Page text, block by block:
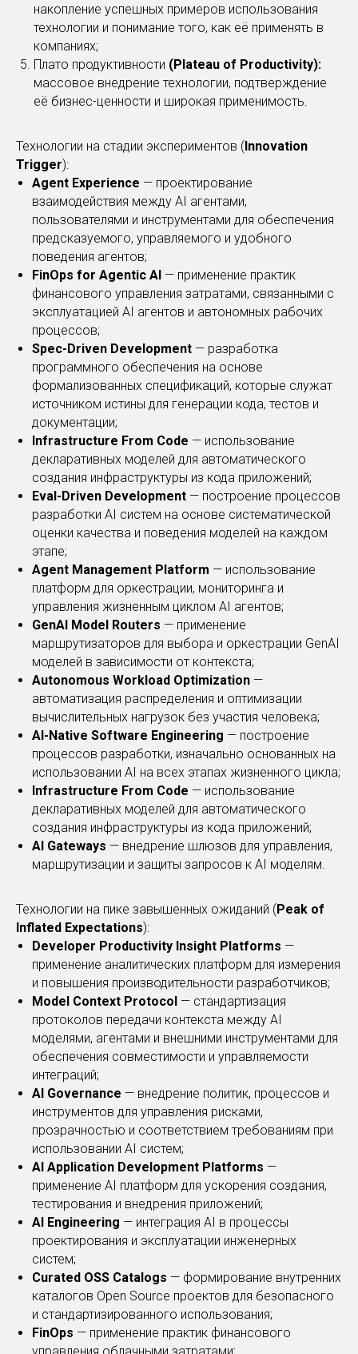
накопление успешных примеров использования
технологии и понимание того, как её применять в
компаниях;
Плато продуктивности (Plateau of Productivity):
массовое внедрение технологии, подтверждение
её бизнес-ценности и широкая применимость.
Технологии на стадии экспериментов (Innovation
Trigger):
Agent Experience — проектирование
взаимодействия между AI агентами,
пользователями и инструментами для обеспечения
предсказуемого, управляемого и удобного
поведения агентов;
FinOps for Agentic AI — применение практик
финансового управления затратами, связанными с
эксплуатацией AI агентов и автономных рабочих
процессов;
Spec-Driven Development — разработка
программного обеспечения на основе
формализованных спецификаций, которые служат
источником истины для генерации кода, тестов и
документации;
Infrastructure From Code — использование
декларативных моделей для автоматического
создания инфраструктуры из кода приложений;
Eval-Driven Development — построение процессов
разработки AI систем на основе систематической
оценки качества и поведения моделей на каждом
этапе;
Agent Management Platform — использование
платформ для оркестрации, мониторинга и
управления жизненным циклом AI агентов;
GenAI Model Routers — применение
маршрутизаторов для выбора и оркестрации GenAI
моделей в зависимости от контекста;
Autonomous Workload Optimization —
автоматизация распределения и оптимизации
вычислительных нагрузок без участия человека;
AI-Native Software Engineering — построение
процессов разработки, изначально основанных на
использовании AI на всех этапах жизненного цикла;
Infrastructure From Code — использование
декларативных моделей для автоматического
создания инфраструктуры из кода приложений;
AI Gateways — внедрение шлюзов для управления,
маршрутизации и защиты запросов к AI моделям.
Технологии на пике завышенных ожиданий (Peak of
Inflated Expectations):
Developer Productivity Insight Platforms —
применение аналитических платформ для измерения
и повышения производительности разработчиков;
Model Context Protocol — стандартизация
протоколов передачи контекста между AI
моделями, агентами и внешними инструментами для
обеспечения совместимости и управляемости
интеграций;
AI Governance — внедрение политик, процессов и
инструментов для управления рисками,
прозрачностью и соответствием требованиям при
использовании AI систем;
AI Application Development Platforms —
применение AI платформ для ускорения создания,
тестирования и внедрения приложений;
AI Engineering — интеграция AI в процессы
проектирования и эксплуатации инженерных
систем;
Curated OSS Catalogs — формирование внутренних
каталогов Open Source проектов для безопасного
и стандартизированного использования;
FinOps — применение практик финансового